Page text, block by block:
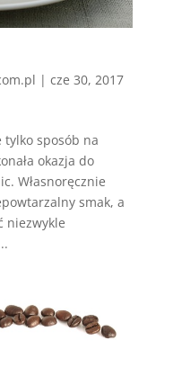
| cze 30, 2017
sposób na
okazja do
Własnoręcznie
smak, a
niezwykle